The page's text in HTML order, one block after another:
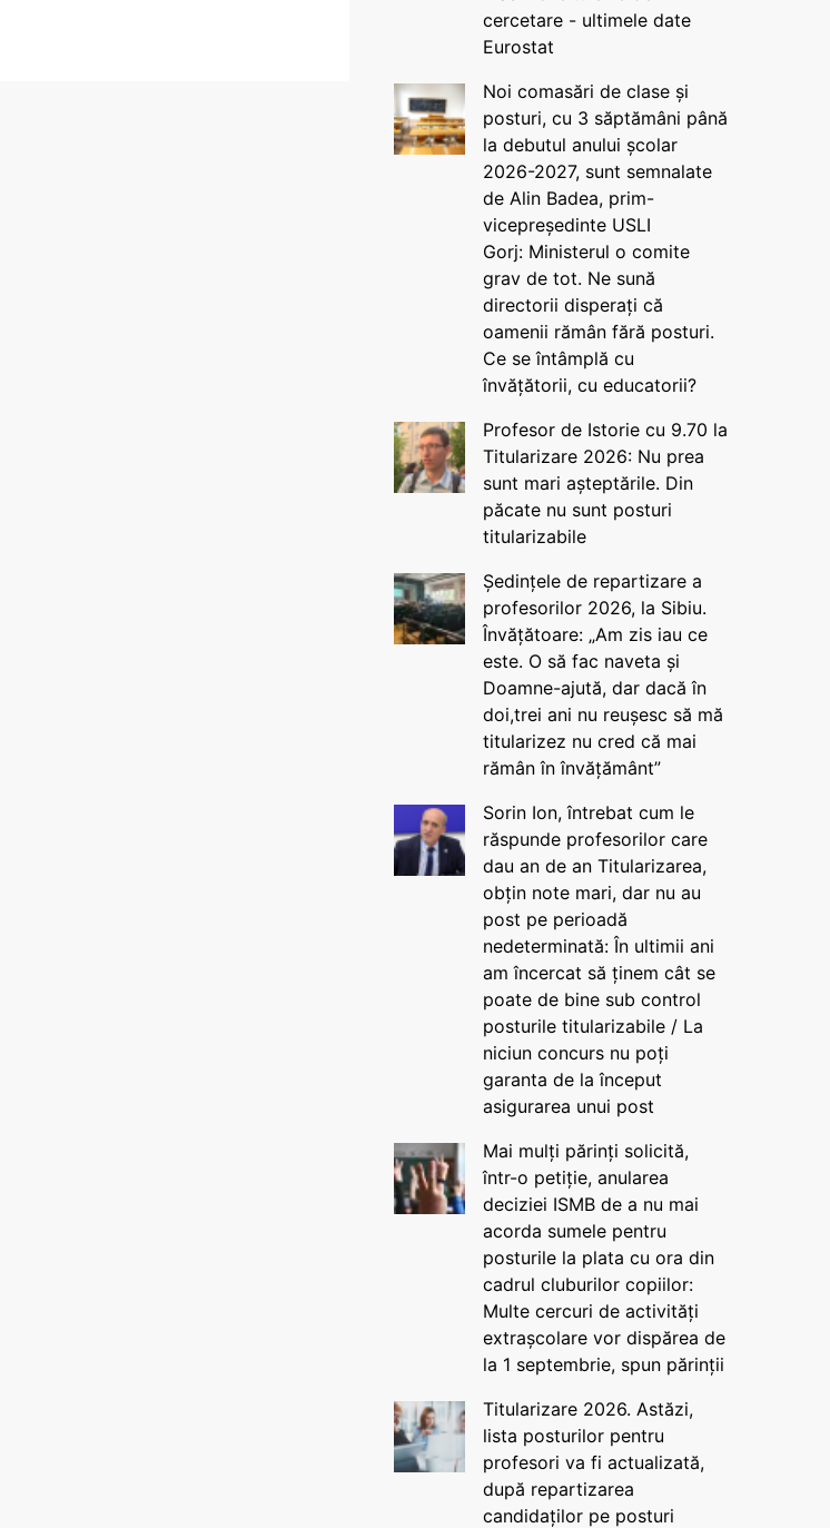
cercetare - ultimele date
Eurostat
Noi comasări de clase și
posturi, cu 3 săptămâni până
la debutul anului școlar
2026-2027, sunt semnalate
de Alin Badea, prim-
vicepreședinte USLI
Gorj: Ministerul o comite
grav de tot. Ne sună
directorii disperați că
oamenii rămân fără posturi.
Ce se întâmplă cu
învățătorii, cu educatorii?
Profesor de Istorie cu 9.70 la
Titularizare 2026: Nu prea
sunt mari așteptările. Din
păcate nu sunt posturi
titularizabile
Ședințele de repartizare a
profesorilor 2026, la Sibiu.
Învățătoare: „Am zis iau ce
este. O să fac naveta și
Doamne-ajută, dar dacă în
doi,trei ani nu reușesc să mă
titularizez nu cred că mai
rămân în învățământ”
Sorin Ion, întrebat cum le
răspunde profesorilor care
dau an de an Titularizarea,
obțin note mari, dar nu au
post pe perioadă
nedeterminată: În ultimii ani
am încercat să ținem cât se
poate de bine sub control
posturile titularizabile / La
niciun concurs nu poți
garanta de la început
asigurarea unui post
Mai mulți părinți solicită,
într-o petiție, anularea
deciziei ISMB de a nu mai
acorda sumele pentru
posturile la plata cu ora din
cadrul cluburilor copiilor:
Multe cercuri de activități
extrașcolare vor dispărea de
la 1 septembrie, spun părinții
Titularizare 2026. Astăzi,
lista posturilor pentru
profesori va fi actualizată,
după repartizarea
candidaților pe posturi